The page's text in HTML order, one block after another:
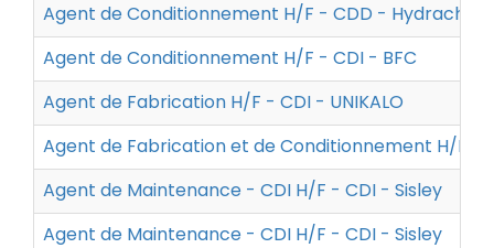
Agent de Conditionnement H/F - CDD - Hydrachim
Agent de Conditionnement H/F - CDI - BFC
Agent de Fabrication H/F - CDI - UNIKALO
Agent de Fabrication et de Conditionnement H/F -
Agent de Maintenance - CDI H/F - CDI - Sisley
Agent de Maintenance - CDI H/F - CDI - Sisley